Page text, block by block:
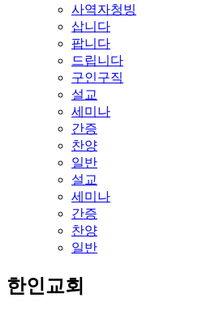
사역자청빙
삽니다
팝니다
드립니다
구인구직
설교
세미나
간증
찬양
일반
설교
세미나
간증
찬양
일반
한인교회